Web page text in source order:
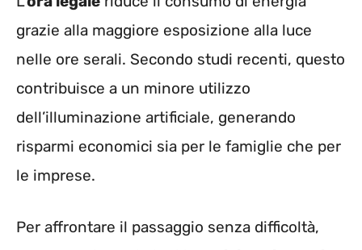
grazie alla maggiore esposizione alla luce
nelle ore serali. Secondo studi recenti, questo
contribuisce a un minore utilizzo
dell’illuminazione artificiale, generando
risparmi economici sia per le famiglie che per
le imprese.
Per affrontare il passaggio senza difficoltà,